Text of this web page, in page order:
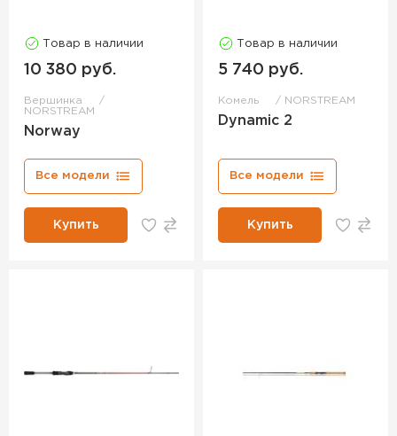
Товар в наличии
10 380 руб.
Вершинка
NORSTREAM
Norway
Все модели
Купить
Товар в наличии
5 740 руб.
Комель NORSTREAM
Dynamic 2
Все модели
Купить